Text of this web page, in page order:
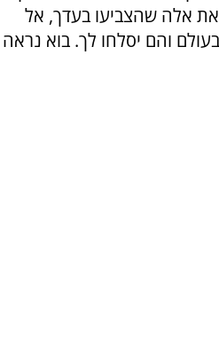
אלה שהצביעו בעדך, אל
הטעויות בעולם והם יסלחו לך. בוא נראה